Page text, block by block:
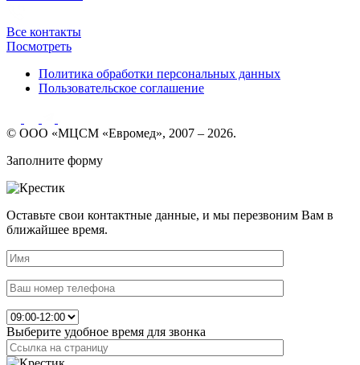
Все контакты
Посмотреть
Политика обработки персональных данных
Пользовательское соглашение
© ООО «МЦСМ «Евромед», 2007 – 2026.
Заполните форму
Оставьте свои контактные данные, и мы перезвоним Вам в
ближайшее время.
Выберите удобное время для звонка